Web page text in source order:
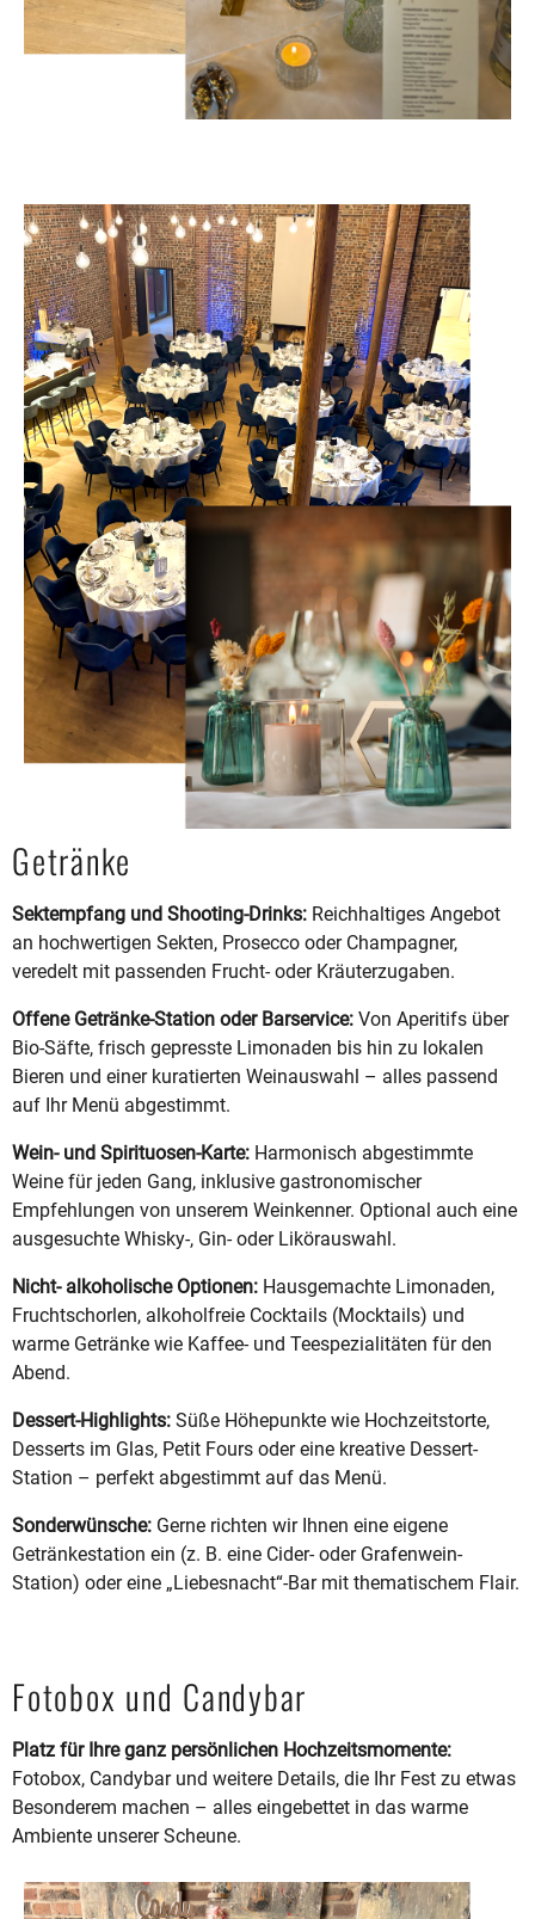
Getränke
Sektempfang und Shooting-Drinks: Reichhaltiges Angebot
an hochwertigen Sekten, Prosecco oder Champagner,
veredelt mit passenden Frucht- oder Kräuterzugaben.
Offene Getränke-Station oder Barservice: Von Aperitifs über
Bio-Säfte, frisch gepresste Limonaden bis hin zu lokalen
Bieren und einer kuratierten Weinauswahl – alles passend
auf Ihr Menü abgestimmt.
Wein- und Spirituosen-Karte: Harmonisch abgestimmte
Weine für jeden Gang, inklusive gastronomischer
Empfehlungen von unserem Weinkenner. Optional auch eine
ausgesuchte Whisky-, Gin- oder Likörauswahl.
Nicht- alkoholische Optionen: Hausgemachte Limonaden,
Fruchtschorlen, alkoholfreie Cocktails (Mocktails) und
warme Getränke wie Kaffee- und Teespezialitäten für den
Abend.
Dessert-Highlights: Süße Höhepunkte wie Hochzeitstorte,
Desserts im Glas, Petit Fours oder eine kreative Dessert-
Station – perfekt abgestimmt auf das Menü.
Sonderwünsche: Gerne richten wir Ihnen eine eigene
Getränkestation ein (z. B. eine Cider- oder Grafenwein-
Station) oder eine „Liebesnacht“-Bar mit thematischem Flair.
Fotobox und Candybar
Platz für Ihre ganz persönlichen Hochzeitsmomente:
Fotobox, Candybar und weitere Details, die Ihr Fest zu etwas
Besonderem machen – alles eingebettet in das warme
Ambiente unserer Scheune.